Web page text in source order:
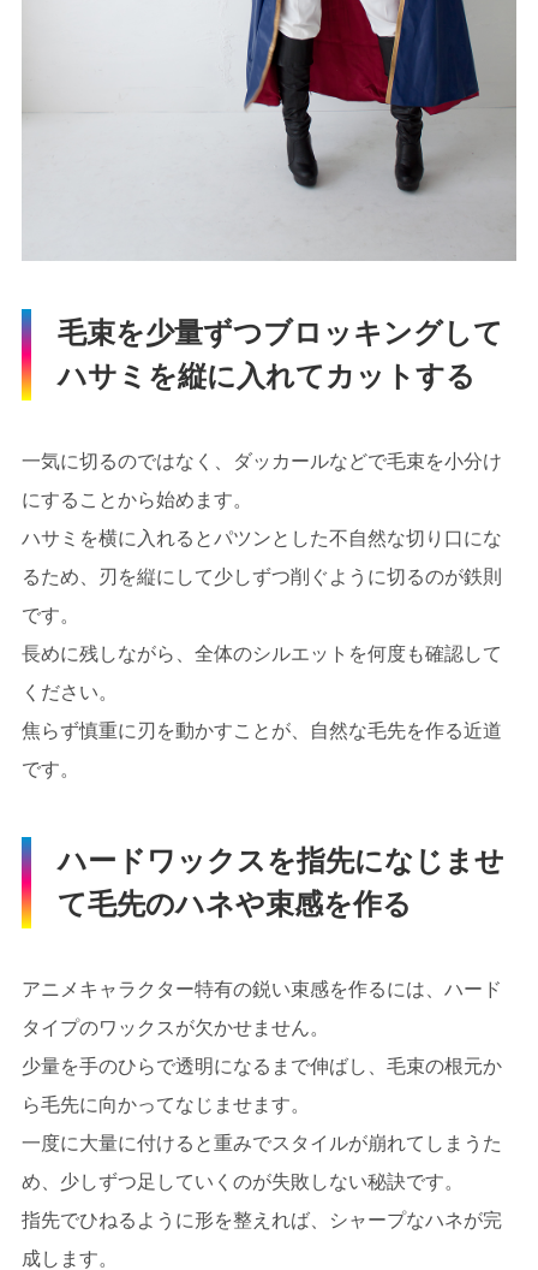
毛束を少量ずつブロッキングして
ハサミを縦に入れてカットする
一気に切るのではなく、ダッカールなどで毛束を小分け
にすることから始めます。
ハサミを横に入れるとパツンとした不自然な切り口にな
るため、刃を縦にして少しずつ削ぐように切るのが鉄則
です。
長めに残しながら、全体のシルエットを何度も確認して
ください。
焦らず慎重に刃を動かすことが、自然な毛先を作る近道
です。
ハードワックスを指先になじませ
て毛先のハネや束感を作る
アニメキャラクター特有の鋭い束感を作るには、ハード
タイプのワックスが欠かせません。
少量を手のひらで透明になるまで伸ばし、毛束の根元か
ら毛先に向かってなじませます。
一度に大量に付けると重みでスタイルが崩れてしまうた
め、少しずつ足していくのが失敗しない秘訣です。
指先でひねるように形を整えれば、シャープなハネが完
成します。